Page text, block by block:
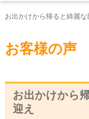
お出かけから帰ると綺麗な
お客様の声
お出かけから
迎え